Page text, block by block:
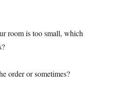
room is too small, which
order or sometimes?